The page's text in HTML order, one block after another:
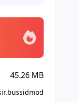
45.26 MB